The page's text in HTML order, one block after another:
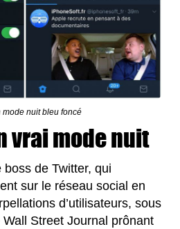
mode nuit bleu foncé
vrai mode nuit
boss de Twitter, qui
sur le réseau social en
d’utilisateurs, sous
Street Journal prônant